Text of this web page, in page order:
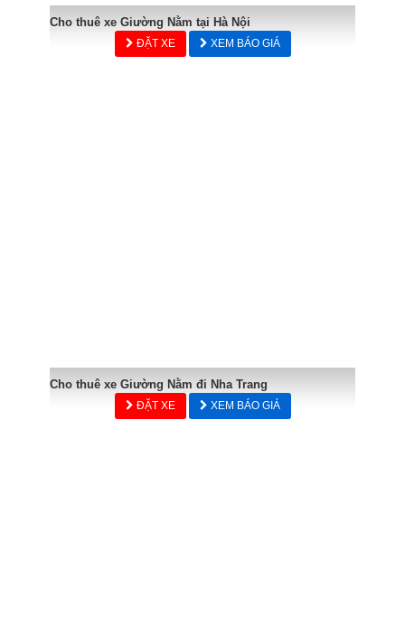
Cho thuê xe Giường Nằm tại Hà Nội
ĐẶT XE XEM BÁO GIÁ
Cho thuê xe Giường Nằm đi Nha Trang
ĐẶT XE XEM BÁO GIÁ